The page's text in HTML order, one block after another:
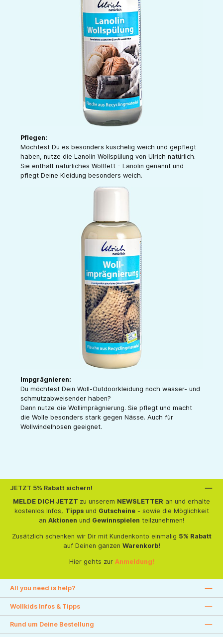
Pflegen:
Möchtest Du es besonders kuschelig weich und gepflegt
haben, nutze die Lanolin Wollspülung von Ulrich natürlich.
Sie enthält natürliches Wollfett - Lanolin genannt und
pflegt Deine Kleidung besonders weich.
Impgrägnieren:
Du möchtest Dein Woll-Outdoorkleidung noch wasser- und
schmutzabweisender haben?
Dann nutze die Wollimprägnierung. Sie pflegt und macht
die Wolle besonders stark gegen Nässe. Auch für
Wollwindelhosen geeignet.
JETZT 5% Rabatt sichern!
MELDE DICH JETZT zu unserem NEWSLETTER an und erhalte
kostenlos Infos, Tippsund Gutscheine- sowie die Möglichkeit
an Aktionen und Gewinnspielen teilzunehmen!
Zusätzlich schenken wir Dir mit Kundenkonto einmalig 5% Rabatt
auf Deinen ganzen Warenkorb!
Hier gehts zur Anmeldung!
All you need is help?
Wollkids Infos & Tipps
Rund um Deine Bestellung